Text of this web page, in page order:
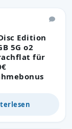
Edition
5G o2
für